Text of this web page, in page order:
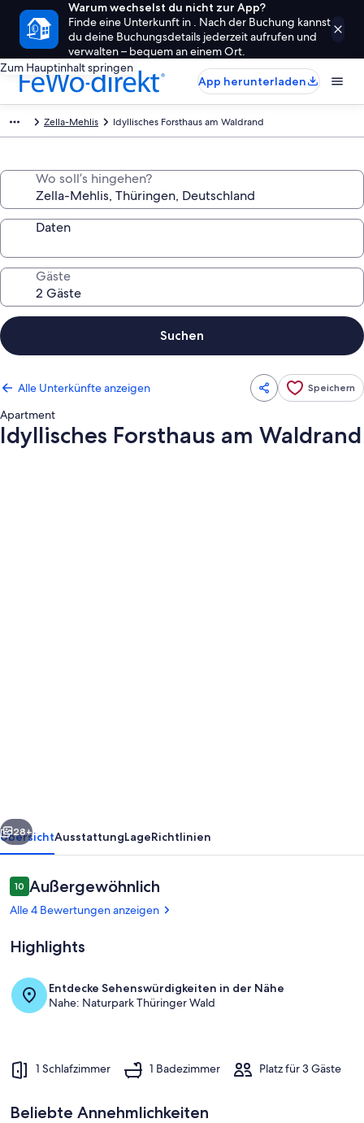
Warum wechselst du nicht zur App?
Finde eine Unterkunft in . Nach der Buchung kannst
du deine Buchungsdetails jederzeit aufrufen und
verwalten – bequem an einem Ort.
Zum Hauptinhalt springen
App herunterladen
Zella-Mehlis Idyllisches Forsthaus am Waldrand
Wo soll’s hingehen?
Daten
Gäste
Suchen
Alle Unterkünfte anzeigen Speichern
Apartment
Idyllisches Forsthaus am Waldrand
Aussicht vom Ferienhaus [Winter]
Weiter
28+
ÜbersichtAusstattungLageRichtlinien
Bewertungen
1010 von 10.
Außergewöhnlich
Alle 4 Bewertungen anzeigen
Highlights
Entdecke Sehenswürdigkeiten in der Nähe
Nahe: Naturpark Thüringer Wald
1 Schlafzimmer 1 Badezimmer Platz für 3 Gäste
Beliebte Annehmlichkeiten